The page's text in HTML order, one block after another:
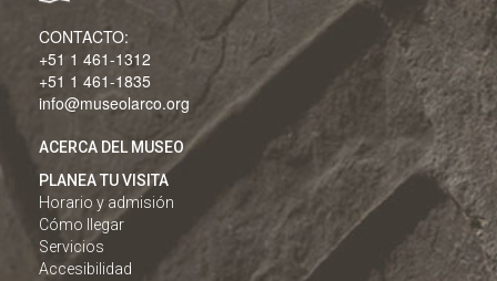
CONTACTO:
+51 1 461-1312
+51 1 461-1835
info@museolarco.org
ACERCA DEL MUSEO
PLANEA TU VISITA
Horario y admisión
Cómo llegar
Servicios
Accesibilidad